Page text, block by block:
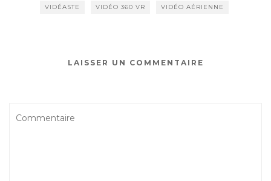
VIDÉASTE VIDÉO 360 VR VIDÉO AÉRIENNE
LAISSER UN COMMENTAIRE